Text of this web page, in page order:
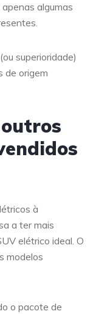
algumas
superioridade)
de origem
à
a ter mais
elétrico ideal. O
modelos
o pacote de